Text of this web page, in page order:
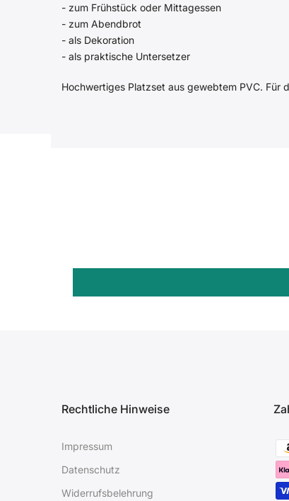
- zum Frühstück oder Mittagessen
- zum Abendbrot
- als Dekoration
- als praktische Untersetzer
Hochwertiges Platzset aus gewebtem PVC.
Rechtliche Hinweise
Impressum
Datenschutz
Widerrufsbelehrung